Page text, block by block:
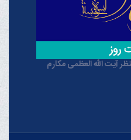
آیت الله العظمی مکارم